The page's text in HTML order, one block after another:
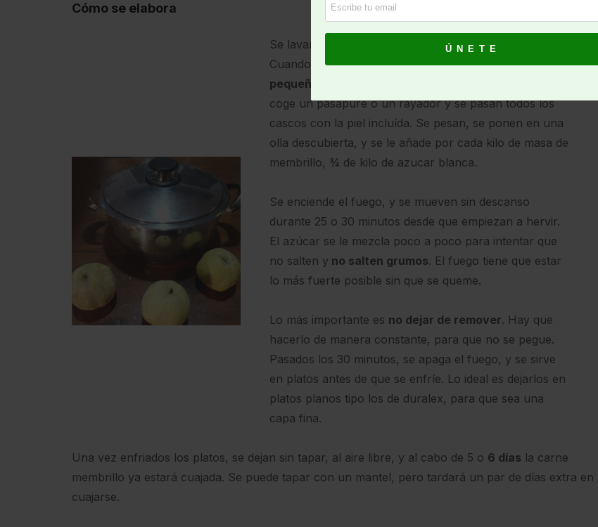
Cómo se elabora
Se lavan los membrillos y se ponen a cocer con la piel.
Cuando están tiernos, se sacan y se partea trozos
pequeños
coge un pasapuré o un rayador y se pasan todos los
cascos con la piel incluída. Se pesan, se ponen en una
olla descubierta, y se le añade por cada kilo de masa de
membrillo, ¾ de kilo de azucar blanca.
Se enciende el fuego, y se mueven sin descanso
durante 25 o 30 minutos desde que empiezan a hervir.
El azúcar se le mezcla poco a poco para intentar que
no salten y no salten grumos. El fuego tiene que estar
lo más fuerte posible sin que se queme.
Lo más importante es no dejar de remover. Hay que
hacerlo de manera constante, para que no se pegue.
Pasados los 30 minutos, se apaga el fuego, y se sirve
en platos antes de que se enfríe. Lo ideal es dejarlos en
platos planos tipo los de duralex, para que sea una
capa fina.
Una vez enfriados los platos, se dejan sin tapar, al aire libre, y al cabo de 5 o 6 días la carne
membrillo ya estará cuajada. Se puede tapar con un mantel, pero tardará un par de días extra en
cuajarse.